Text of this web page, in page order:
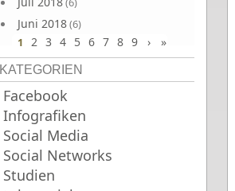
Juni 2018(6)
1 2 3 4 5 6 7 8 9 › »
KATEGORIEN
Facebook
Infografiken
Social Media
Social Networks
Studien